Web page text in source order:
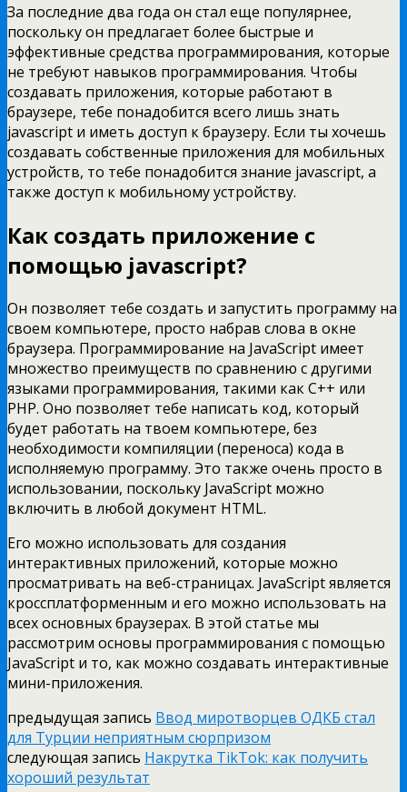
За последние два года он стал еще популярнее,
поскольку он предлагает более быстрые и
эффективные средства программирования, которые
не требуют навыков программирования. Чтобы
создавать приложения, которые работают в
браузере, тебе понадобится всего лишь знать
javascript и иметь доступ к браузеру. Если ты хочешь
создавать собственные приложения для мобильных
устройств, то тебе понадобится знание javascript, а
также доступ к мобильному устройству.
Как создать приложение с
помощью javascript?
Он позволяет тебе создать и запустить программу на
своем компьютере, просто набрав слова в окне
браузера. Программирование на JavaScript имеет
множество преимуществ по сравнению с другими
языками программирования, такими как C++ или
PHP. Оно позволяет тебе написать код, который
будет работать на твоем компьютере, без
необходимости компиляции (переноса) кода в
исполняемую программу. Это также очень просто в
использовании, поскольку JavaScript можно
включить в любой документ HTML.
Его можно использовать для создания
интерактивных приложений, которые можно
просматривать на веб-страницах. JavaScript является
кроссплатформенным и его можно использовать на
всех основных браузерах. В этой статье мы
рассмотрим основы программирования с помощью
JavaScript и то, как можно создавать интерактивные
мини-приложения.
предыдущая запись Ввод миротворцев ОДКБ стал
для Турции неприятным сюрпризом
следующая запись Накрутка TikTok: как получить
хороший результат